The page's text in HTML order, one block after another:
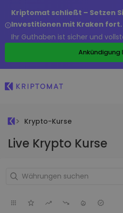
Kriptomat schließt – Setzen
Investitionen mit Kraken fort.
Ihr Guthaben ist sicher und
Ankündigung
Krypto-Kurse
Live Krypto Kurse